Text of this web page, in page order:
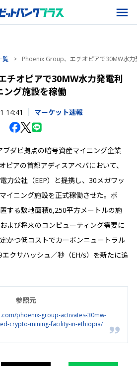
覧 > Phoenix Group、エチオピアで30MW水
チオピアで30MW水力発電利
ング施設を稼働
14:41 マーケット速報
ダビ拠点の暗号資産マイニング企業
アの首都アディスアベバにおいて、
力公社（EEP）と提携し、30メガワッ
イニング施設を正式稼働させた。ボ
する敷地面積6,250平方メートルの施
よび将来のコンピューティング需要に
かつ低コストでカーボンニュートラル
クサハッシュ／秒（EH/s）を新たに追
参照元
phoenix-group-activates-30mw-
crypto-mining-facility-in-ethiopia/